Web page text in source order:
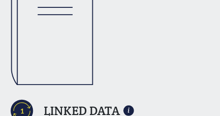
1
LINKED DATA